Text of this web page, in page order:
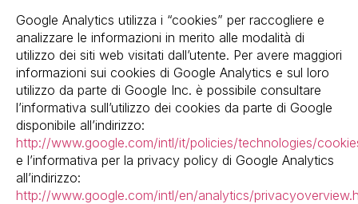
Google Analytics utilizza i “cookies” per raccogliere e
analizzare le informazioni in merito alle modalità di
utilizzo dei siti web visitati dall’utente. Per avere maggiori
informazioni sui cookies di Google Analytics e sul loro
utilizzo da parte di Google Inc. è possibile consultare
l’informativa sull’utilizzo dei cookies da parte di Google
disponibile all’indirizzo:
http://www.google.com/intl/it/policies/technologies/
e l’informativa per la privacy policy di Google Analytics
all’indirizzo:
http://www.google.com/intl/en/analytics/